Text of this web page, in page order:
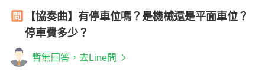
【協奏曲】有停車位嗎？是機械還是平面車位？
停車費多少？
暫無回答，去Line問